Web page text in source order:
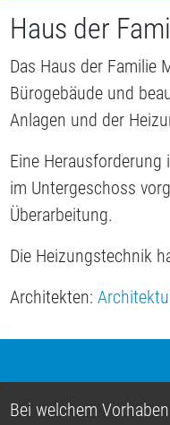
Haus der
Das Haus der Familie
Bürogebäude und
Anlagen und der
Eine
im Untergeschoss
Überarbeitung.
Die Heizungstechnik
Architekten:
Bei welchem